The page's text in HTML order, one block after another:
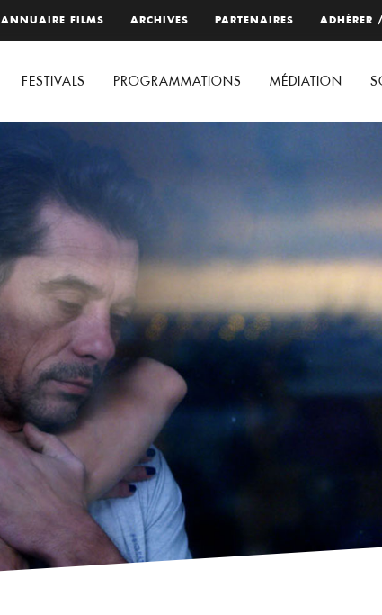
ANNUAIRE FILMS ARCHIVES PARTENAIRES ADHÉRER
FESTIVALS PROGRAMMATIONS MÉDIATION